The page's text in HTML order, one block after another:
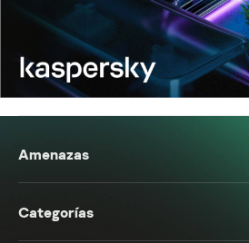
Amenazas
Categorías